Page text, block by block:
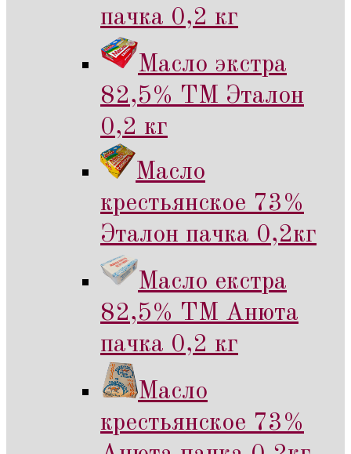
пачка 0,2 кг
Масло экстра
82,5% ТМ Эталон
0,2 кг
Масло
крестьянское 73%
Эталон пачка 0,2кг
Масло екстра
82,5% ТМ Анюта
пачка 0,2 кг
Масло
крестьянское 73%